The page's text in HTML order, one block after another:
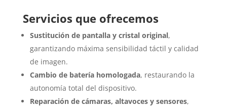
Servicios que ofrecemos
Sustitución de pantalla y cristal original,
garantizando máxima sensibilidad táctil y calidad
de imagen.
Cambio de batería homologada, restaurando la
autonomía total del dispositivo.
Reparación de cámaras, altavoces y sensores,